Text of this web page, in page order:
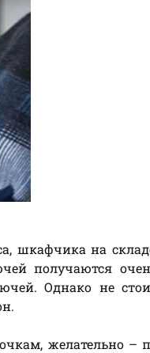
шкафчика на
получаются
Однако не
желательно –